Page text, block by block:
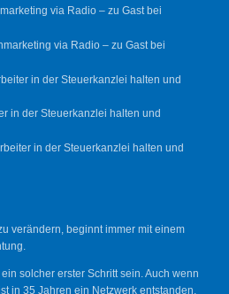
via Radio – zu Gast bei
via Radio – zu Gast bei
in der Steuerkanzlei halten und
in der Steuerkanzlei halten und
in der Steuerkanzlei halten und
verändern, beginnt immer mit einem
solcher erster Schritt sein. Auch wenn
in 35 Jahren ein Netzwerk entstanden,